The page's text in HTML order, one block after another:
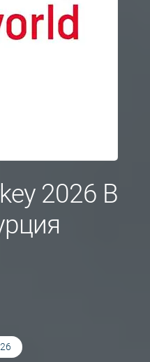
2026 В